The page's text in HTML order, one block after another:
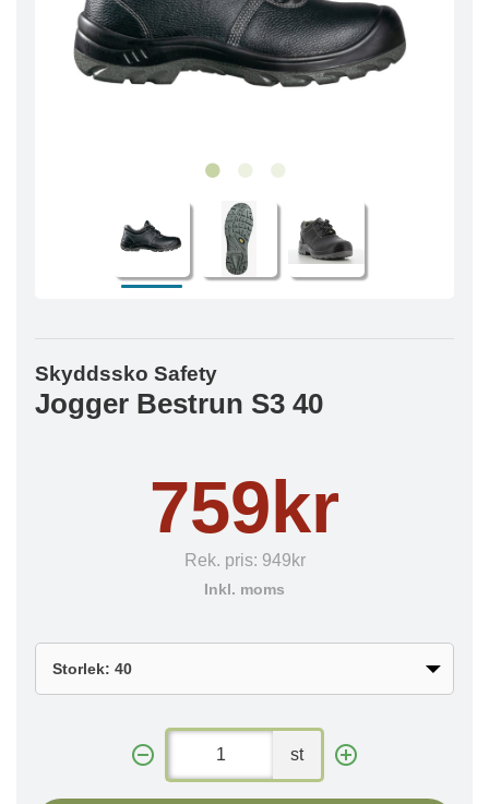
Skyddssko Safety
Jogger Bestrun S3 40
759kr
Rek. pris: 949kr
Inkl. moms
st